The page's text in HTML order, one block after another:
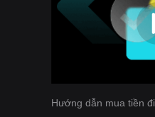
Hướng dẫn mua tiền